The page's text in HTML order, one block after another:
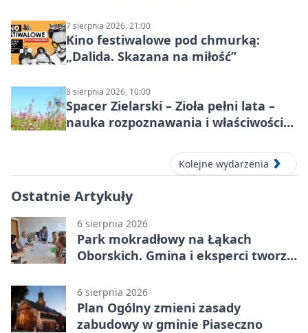
7 sierpnia 2026, 21:00
Kino festiwalowe pod chmurką:
„Dalida. Skazana na miłość”
8 sierpnia 2026, 10:00
Spacer Zielarski – Zioła pełni lata –
nauka rozpoznawania i właściwości
Kolejne wydarzenia
Ostatnie Artykuły
6 sierpnia 2026
Park mokradłowy na Łąkach
Oborskich. Gmina i eksperci tworzą
6 sierpnia 2026
Plan Ogólny zmieni zasady
zabudowy w gminie Piaseczno